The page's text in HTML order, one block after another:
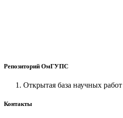
Репозиторий ОмГУПС
Открытая база научных
Контакты